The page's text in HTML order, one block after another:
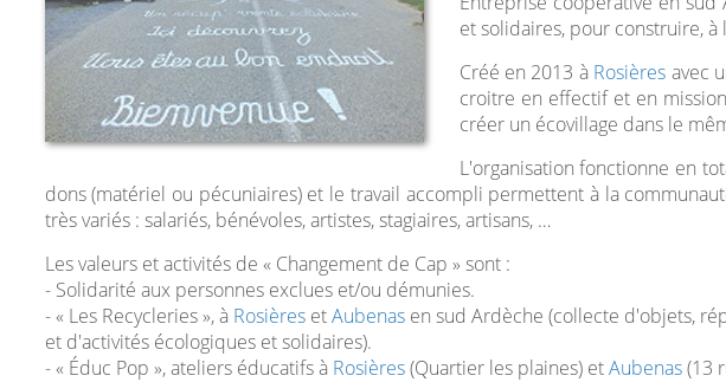
et solidaires, pour construire,
Créé en 2013 à Rosières avec
croitre en effectif et en
créer un écovillage dans le
L'organisation fonctionne en
dons (matériel ou pécuniaires) et le travail accompli permettent à la
très variés : salariés, bénévoles, artistes, stagiaires, artisans, …
Les valeurs et activités de « Changement de Cap » sont :
- Solidarité aux personnes exclues et/ou démunies.
- « Les Recycleries », à RosièresetAubenasen sud Ardèche (collecte d'objets,
et d'activités écologiques et solidaires).
- « Éduc Pop », ateliers éducatifs à Rosières(Quartier les plaines) etAubenas(13